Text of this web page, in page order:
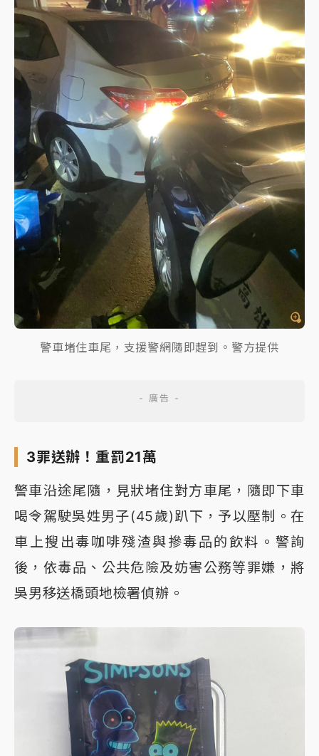
警車堵住車尾，支援警網隨即趕到。警方提供
3罪送辦！重罰21萬
警車沿途尾隨，見狀堵住對方車尾，隨即下車
喝令駕駛吳姓男子(45歲)趴下，予以壓制。在
車上搜出毒咖啡殘渣與摻毒品的飲料。警詢
後，依毒品、公共危險及妨害公務等罪嫌，將
吳男移送橋頭地檢署偵辦。